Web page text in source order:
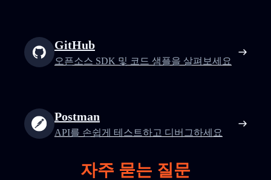
GitHub
오픈소스 SDK 및 코드 샘플을 살펴보세요
Postman
API를 손쉽게 테스트하고 디버그하세요
자주 묻는 질문